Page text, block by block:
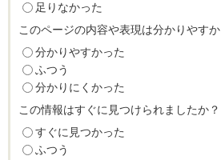
足りなかった
このページの内容や表現は分かりやす
分かりやすかった
ふつう
分かりにくかった
この情報はすぐに見つけられましたか？
すぐに見つかった
ふつう